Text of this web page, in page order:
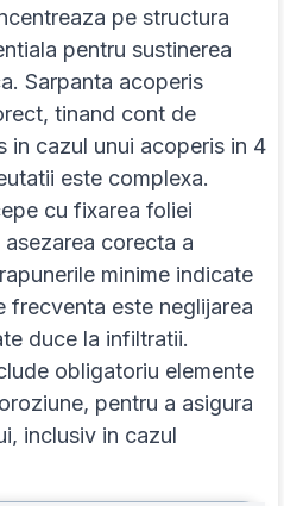
pe structura
pentru sustinerea
Sarpanta acoperis
tinand cont de
in cazul unui acoperis in 4
este complexa.
cu fixarea foliei
corecta a
minime indicate
frecventa este neglijarea
duce la infiltratii.
obligatoriu elemente
pentru a asigura
inclusiv in cazul